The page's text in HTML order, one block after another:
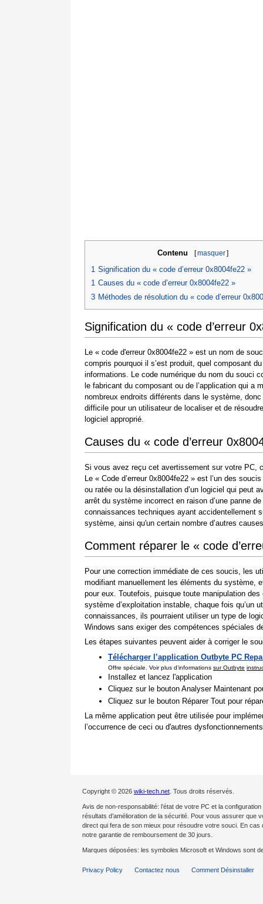
Contenu [masquer]
1 Signification du « code d’erreur 0x8004fe22 »
1 Causes du « code d’erreur 0x8004fe22 »
3 Méthodes de résolution du « code d’erreur
Signification du « code d’erreur
Le « code d'erreur 0x8004fe22 » est un nom de
compris pourquoi il s’est produit, quel composant
informations. Le code numérique du nom du souci
le fabricant du composant ou de l’application qui
nombreux endroits différents dans le système,
difficile pour un utilisateur de localiser et de
logiciel approprié.
Causes du « code d’erreur
Si vous avez reçu cet avertissement sur votre PC,
Le « Code d’erreur 0x8004fe22 » est l’un des
ou ratée ou la désinstallation d’un logiciel qui peut
arrêt du système incorrect en raison d’une panne
connaissances techniques ayant accidentellement
système, ainsi qu'un certain nombre d’autres
Comment réparer le « code
Pour une correction immédiate de ces soucis, les
modifiant manuellement les éléments du système,
pour eux. Toutefois, puisque toute manipulation
système d’exploitation instable, chaque fois qu’un
connaissances, ils pourraient utiliser un type de
Windows sans exiger des compétences spéciales
Les étapes suivantes peuvent aider à corriger le
Télécharger l’application Outbyte PC
Offre spéciale. Voir plus d’informations sur Outbyte
Installez et lancez l'application
Cliquez sur le bouton Analyser Maintenant
Cliquez sur le bouton Réparer Tout pour
La même application peut être utilisée pour
l’occurrence de ceci ou d'autres
Copyright © 2026 wiki-tech.net . Tous droits réservés.
Avis de non-responsabilité: l’état de votre PC et la
résultats d’amélioration de la sécurité. Pour vous assurer que
direct qui fera de son mieux pour résoudre votre souci. En
notre garantie de remboursement de 30 jours.
Marques déposées: les symboles Microsoft et Windows sont
Privacy Policy Contactez nous Comment Désinstaller